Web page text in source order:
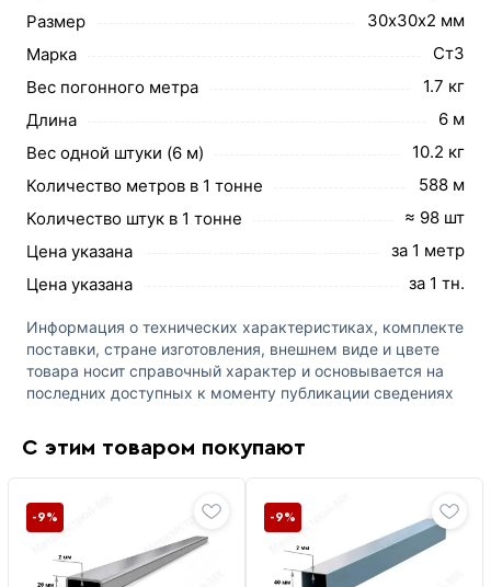
Размер
30х30х2 мм
Марка
Ст3
Вес погонного метра
1.7 кг
Длина
6 м
Вес одной штуки (6 м)
10.2 кг
Количество метров в 1 тонне
588 м
Количество штук в 1 тонне
≈ 98 шт
Цена указана
за 1 метр
Цена указана
за 1 тн.
Информация о технических характеристиках, комплекте
поставки, стране изготовления, внешнем виде и цвете
товара носит справочный характер и основывается на
последних доступных к моменту публикации сведениях
С этим товаром покупают
-9% -9%